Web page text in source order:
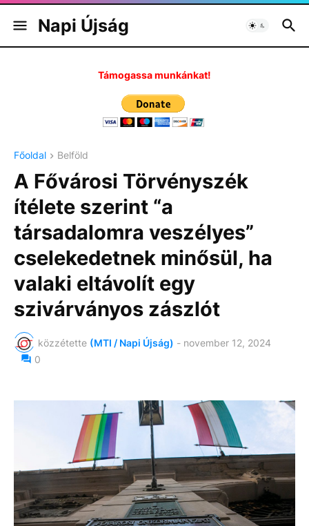
Napi Újság
Támogassa munkánkat!
Főoldal Belföld
A Fővárosi Törvényszék
ítélete szerint “a
társadalomra veszélyes”
cselekedetnek minősül, ha
valaki eltávolít egy
szivárványos zászlót
közzétette (MTI / Napi Újság) - november 12, 2024
0